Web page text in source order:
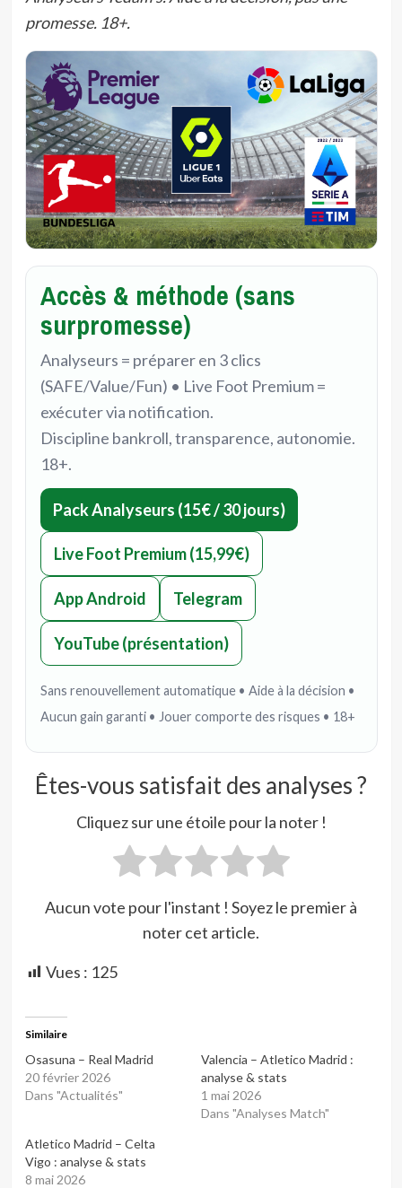
promesse. 18+.
Accès & méthode (sans
surpromesse)
Analyseurs = préparer en 3 clics
(SAFE/Value/Fun) • Live Foot Premium =
exécuter via notification.
Discipline bankroll, transparence, autonomie.
18+.
Pack Analyseurs (15€ / 30 jours)
Live Foot Premium (15,99€)
App Android Telegram
YouTube (présentation)
Sans renouvellement automatique • Aide à la décision •
Aucun gain garanti • Jouer comporte des risques • 18+
Êtes-vous satisfait des analyses ?
Cliquez sur une étoile pour la noter !
Aucun vote pour l'instant ! Soyez le premier à
noter cet article.
Vues : 125
Similaire
Osasuna – Real Madrid
20 février 2026
Dans "Actualités"
Valencia – Atletico Madrid :
analyse & stats
1 mai 2026
Dans "Analyses Match"
Atletico Madrid – Celta
Vigo : analyse & stats
8 mai 2026